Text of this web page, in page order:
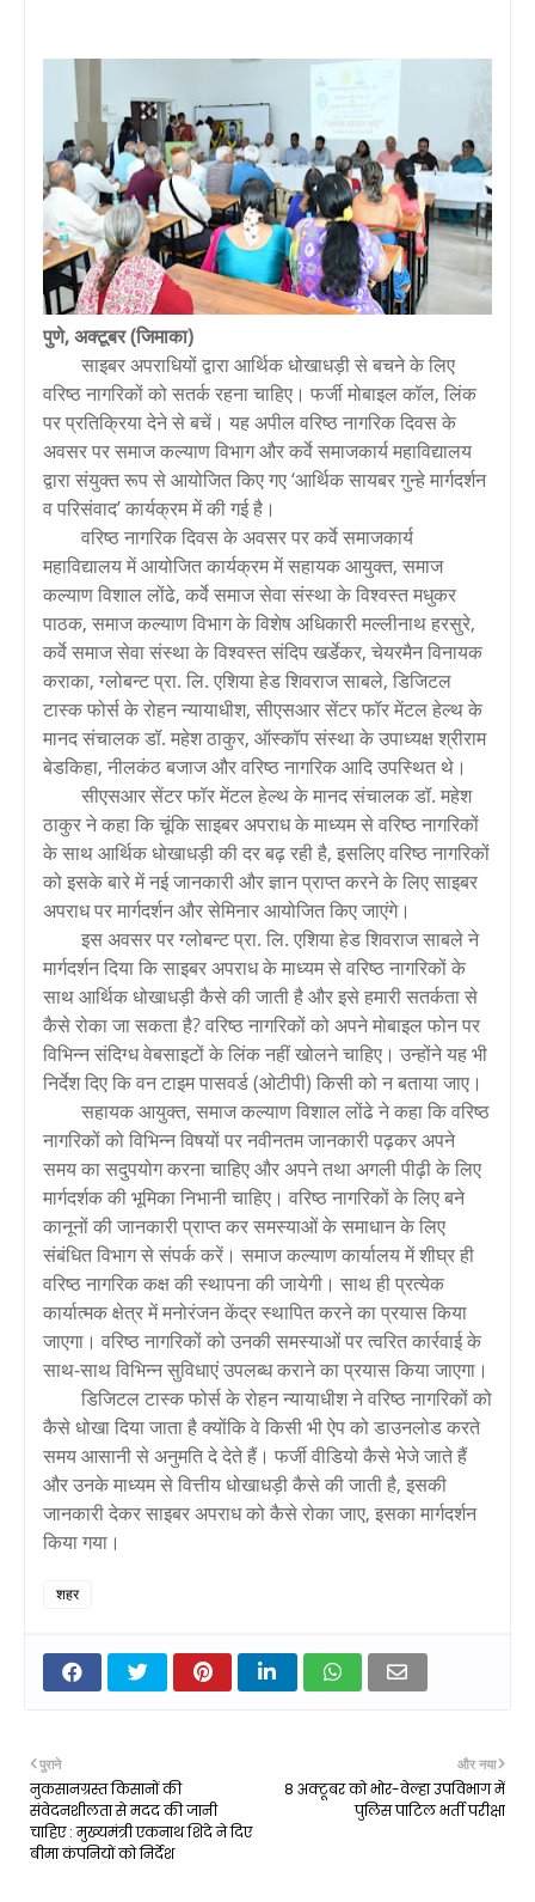
पुणे, अक्टूबर (जिमाका)
साइबर अपराधियों द्वारा आर्थिक धोखाधड़ी से बचने के लिए
वरिष्ठ नागरिकों को सतर्क रहना चाहिए। फर्जी मोबाइल कॉल, लिंक
पर प्रतिक्रिया देने से बचें। यह अपील वरिष्ठ नागरिक दिवस के
अवसर पर समाज कल्याण विभाग और कर्वे समाजकार्य महाविद्यालय
द्वारा संयुक्त रूप से आयोजित किए गए ‘आर्थिक सायबर गुन्हे मार्गदर्शन
व परिसंवाद’ कार्यक्रम में की गई है।
वरिष्ठ नागरिक दिवस के अवसर पर कर्वे समाजकार्य
महाविद्यालय में आयोजित कार्यक्रम में सहायक आयुक्त, समाज
कल्याण विशाल लोंढे, कर्वे समाज सेवा संस्था के विश्वस्त मधुकर
पाठक, समाज कल्याण विभाग के विशेष अधिकारी मल्लीनाथ हरसुरे,
कर्वे समाज सेवा संस्था के विश्वस्त संदिप खर्डेकर, चेयरमैन विनायक
कराका, ग्लोबन्ट प्रा. लि. एशिया हेड शिवराज साबले, डिजिटल
टास्क फोर्स के रोहन न्यायाधीश, सीएसआर सेंटर फॉर मेंटल हेल्थ के
मानद संचालक डॉ. महेश ठाकुर, ऑस्कॉप संस्था के उपाध्यक्ष श्रीराम
बेडकिहा, नीलकंठ बजाज और वरिष्ठ नागरिक आदि उपस्थित थे।
सीएसआर सेंटर फॉर मेंटल हेल्थ के मानद संचालक डॉ. महेश
ठाकुर ने कहा कि चूंकि साइबर अपराध के माध्यम से वरिष्ठ नागरिकों
के साथ आर्थिक धोखाधड़ी की दर बढ़ रही है, इसलिए वरिष्ठ नागरिकों
को इसके बारे में नई जानकारी और ज्ञान प्राप्त करने के लिए साइबर
अपराध पर मार्गदर्शन और सेमिनार आयोजित किए जाएंगे।
इस अवसर पर ग्लोबन्ट प्रा. लि. एशिया हेड शिवराज साबले ने
मार्गदर्शन दिया कि साइबर अपराध के माध्यम से वरिष्ठ नागरिकों के
साथ आर्थिक धोखाधड़ी कैसे की जाती है और इसे हमारी सतर्कता से
कैसे रोका जा सकता है? वरिष्ठ नागरिकों को अपने मोबाइल फोन पर
विभिन्न संदिग्ध वेबसाइटों के लिंक नहीं खोलने चाहिए। उन्होंने यह भी
निर्देश दिए कि वन टाइम पासवर्ड (ओटीपी) किसी को न बताया जाए।
सहायक आयुक्त, समाज कल्याण विशाल लोंढे ने कहा कि वरिष्ठ
नागरिकों को विभिन्न विषयों पर नवीनतम जानकारी पढ़कर अपने
समय का सदुपयोग करना चाहिए और अपने तथा अगली पीढ़ी के लिए
मार्गदर्शक की भूमिका निभानी चाहिए। वरिष्ठ नागरिकों के लिए बने
कानूनों की जानकारी प्राप्त कर समस्याओं के समाधान के लिए
संबंधित विभाग से संपर्क करें। समाज कल्याण कार्यालय में शीघ्र ही
वरिष्ठ नागरिक कक्ष की स्थापना की जायेगी। साथ ही प्रत्येक
कार्यात्मक क्षेत्र में मनोरंजन केंद्र स्थापित करने का प्रयास किया
जाएगा। वरिष्ठ नागरिकों को उनकी समस्याओं पर त्वरित कार्रवाई के
साथ-साथ विभिन्न सुविधाएं उपलब्ध कराने का प्रयास किया जाएगा।
डिजिटल टास्क फोर्स के रोहन न्यायाधीश ने वरिष्ठ नागरिकों को
कैसे धोखा दिया जाता है क्योंकि वे किसी भी ऐप को डाउनलोड करते
समय आसानी से अनुमति दे देते हैं। फर्जी वीडियो कैसे भेजे जाते हैं
और उनके माध्यम से वित्तीय धोखाधड़ी कैसे की जाती है, इसकी
जानकारी देकर साइबर अपराध को कैसे रोका जाए, इसका मार्गदर्शन
किया गया।
शहर
और नया
8 अक्टूबर को भोर-वेल्हा उपविभाग में
पुलिस पाटिल भर्ती परीक्षा
पुराने
नुकसानग्रस्त किसानों की
संवेदनशीलता से मदद की जानी
चाहिए : मुख्यमंत्री एकनाथ शिंदे ने दिए
बीमा कंपनियों को निर्देश